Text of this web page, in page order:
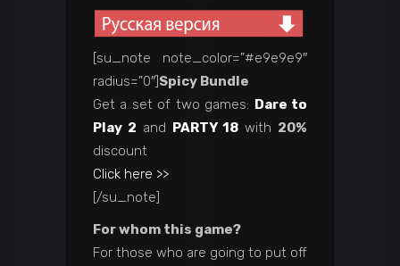
[su_note note_color=”#e9e9e9″
radius=”0″]Spicy Bundle
Get a set of two games: Dare to
Play 2 and PARTY 18 with 20%
discount
Click here >>
[/su_note]
For whom this game?
For those who are going to put off